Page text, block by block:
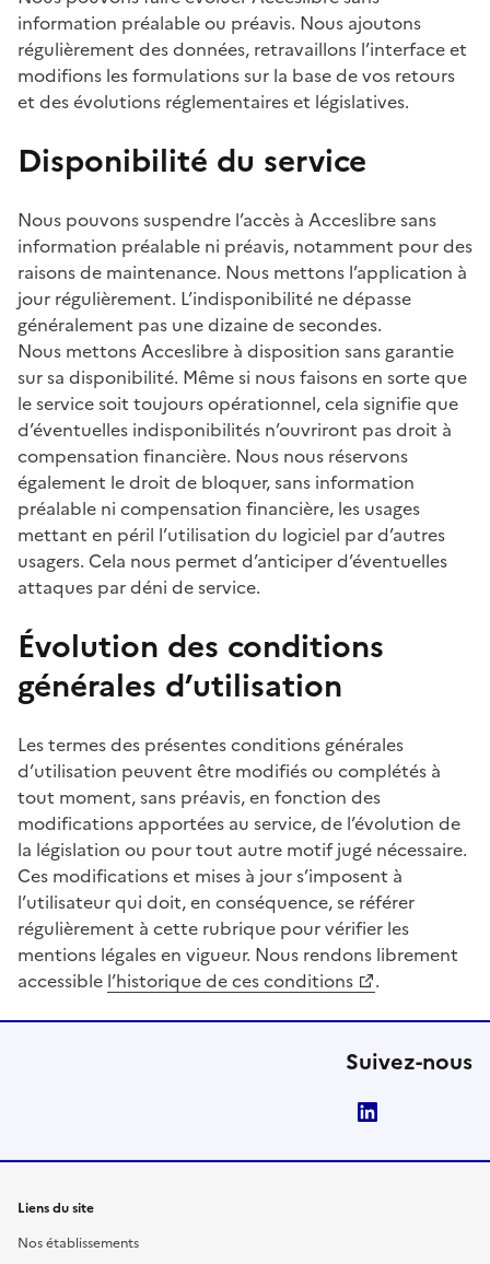
information préalable ou préavis. Nous ajoutons
régulièrement des données, retravaillons l’interface et
modifions les formulations sur la base de vos retours
et des évolutions réglementaires et législatives.
Disponibilité du service
Nous pouvons suspendre l’accès à Acceslibre sans
information préalable ni préavis, notamment pour des
raisons de maintenance. Nous mettons l’application à
jour régulièrement. L’indisponibilité ne dépasse
généralement pas une dizaine de secondes.
Nous mettons Acceslibre à disposition sans garantie
sur sa disponibilité. Même si nous faisons en sorte que
le service soit toujours opérationnel, cela signifie que
d’éventuelles indisponibilités n’ouvriront pas droit à
compensation financière. Nous nous réservons
également le droit de bloquer, sans information
préalable ni compensation financière, les usages
mettant en péril l’utilisation du logiciel par d’autres
usagers. Cela nous permet d’anticiper d’éventuelles
attaques par déni de service.
Évolution des conditions
générales d’utilisation
Les termes des présentes conditions générales
d’utilisation peuvent être modifiés ou complétés à
tout moment, sans préavis, en fonction des
modifications apportées au service, de l’évolution de
la législation ou pour tout autre motif jugé nécessaire.
Ces modifications et mises à jour s’imposent à
l’utilisateur qui doit, en conséquence, se référer
régulièrement à cette rubrique pour vérifier les
mentions légales en vigueur. Nous rendons librement
accessible l’historique de ces conditions .
Suivez-nous
Liens du site
Nos établissements